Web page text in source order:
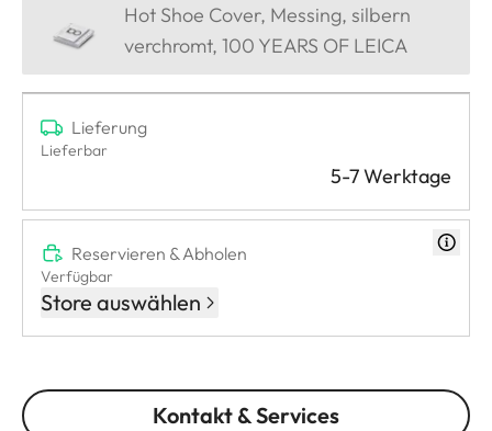
Hot Shoe Cover, Messing, silbern
verchromt, 100 YEARS OF LEICA
Lieferung
Lieferbar
5-7 Werktage
Reservieren & Abholen
Verfügbar
Store auswählen
Kontakt & Services